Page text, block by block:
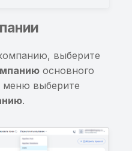
шифрования базы
Перехват пароля
шифрования базы
данных
Приложение
сетевые соединения
информации в Binary
Хранение sensitive-
информации в
защиты данных для
элемента KeyChain
выберите
основного
выберите
.